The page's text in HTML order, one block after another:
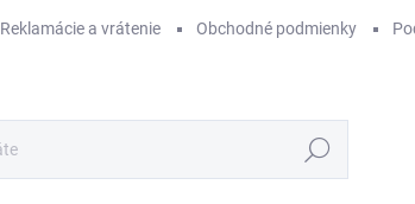
Reklamácie a vrátenie Obchodné podmienky
Hľadať